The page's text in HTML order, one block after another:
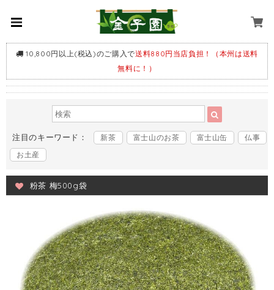
10,800円以上(税込)のご購入で送料880円当店負担！（本州は送料
無料に！）
注目のキーワード： 新茶 富士山のお茶 富士山缶
仏事
お土産
粉茶 梅500g袋